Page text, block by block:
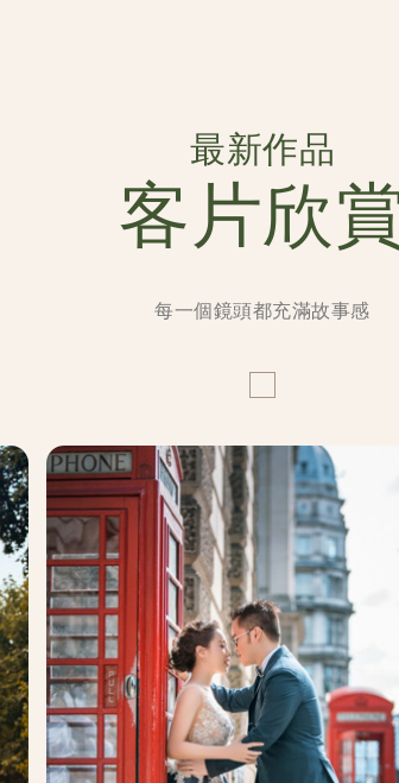
最新作品
客片欣
每一個鏡頭都充滿故事感